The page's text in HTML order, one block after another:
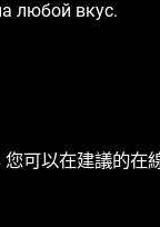
любой вкус.
可以在建議的在